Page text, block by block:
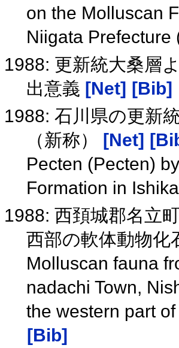
on the Molluscan
Niigata Prefecture
1988: 更新統大桑層
出意義 [Net] [Bib]
1988: 石川県の更新
（新称）
[Net]
Pecten (Pecten)
Formation in
1988: 西頚城郡名立
西部の軟体動物
Molluscan fauna
nadachi Town,
the western part
[Bib]